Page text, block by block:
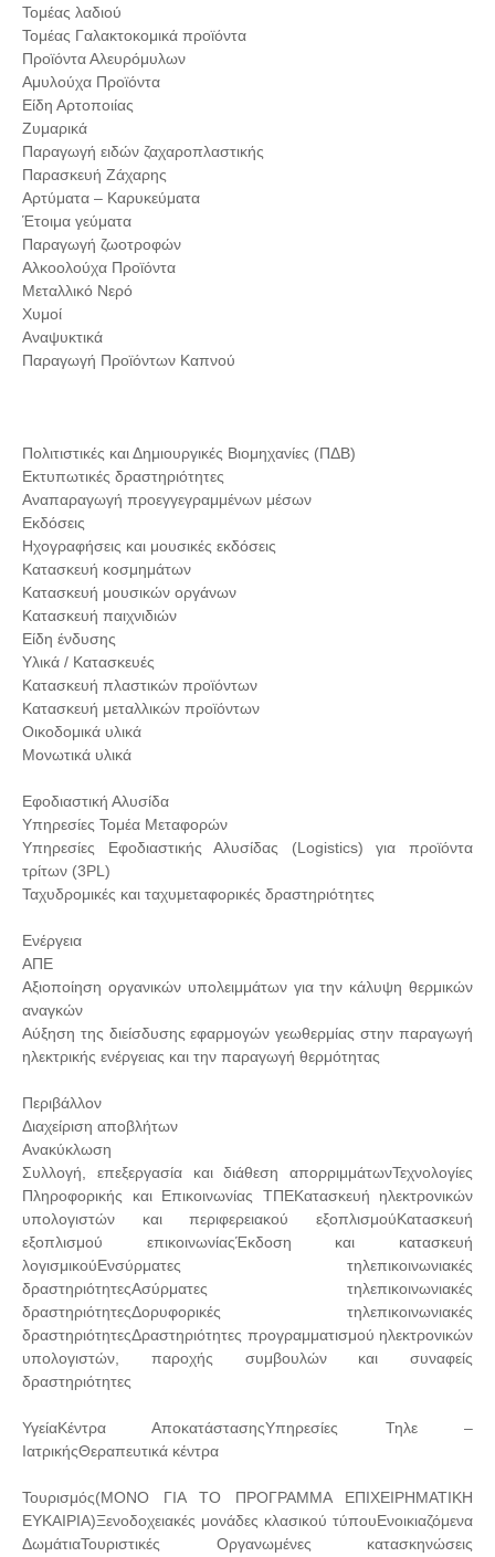
Τομέας λαδιού
Τομέας Γαλακτοκομικά προϊόντα
Προϊόντα Αλευρόμυλων
Αμυλούχα Προϊόντα
Είδη Αρτοποιίας
Ζυμαρικά
Παραγωγή ειδών ζαχαροπλαστικής
Παρασκευή Ζάχαρης
Αρτύματα – Καρυκεύματα
Έτοιμα γεύματα
Παραγωγή ζωοτροφών
Αλκοολούχα Προϊόντα
Μεταλλικό Νερό
Χυμοί
Αναψυκτικά
Παραγωγή Προϊόντων Καπνού
Πολιτιστικές και Δημιουργικές Βιομηχανίες (ΠΔΒ)
Εκτυπωτικές δραστηριότητες
Αναπαραγωγή προεγγεγραμμένων μέσων
Εκδόσεις
Ηχογραφήσεις και μουσικές εκδόσεις
Κατασκευή κοσμημάτων
Κατασκευή μουσικών οργάνων
Κατασκευή παιχνιδιών
Είδη ένδυσης
Υλικά / Κατασκευές
Κατασκευή πλαστικών προϊόντων
Κατασκευή μεταλλικών προϊόντων
Οικοδομικά υλικά
Μονωτικά υλικά
Εφοδιαστική Αλυσίδα
Υπηρεσίες Τομέα Μεταφορών
Υπηρεσίες Εφοδιαστικής Αλυσίδας (Logistics) για προϊόντα
τρίτων (3PL)
Ταχυδρομικές και ταχυμεταφορικές δραστηριότητες
Ενέργεια
ΑΠΕ
Αξιοποίηση οργανικών υπολειμμάτων για την κάλυψη θερμικών
αναγκών
Αύξηση της διείσδυσης εφαρμογών γεωθερμίας στην παραγωγή
ηλεκτρικής ενέργειας και την παραγωγή θερμότητας
Περιβάλλον
Διαχείριση αποβλήτων
Ανακύκλωση
Συλλογή, επεξεργασία και διάθεση απορριμμάτωνΤεχνολογίες
Πληροφορικής και Επικοινωνίας ΤΠΕΚατασκευή ηλεκτρονικών
υπολογιστών και περιφερειακού εξοπλισμούΚατασκευή
εξοπλισμού επικοινωνίαςΈκδοση και κατασκευή
λογισμικούΕνσύρματες τηλεπικοινωνιακές
δραστηριότητεςΑσύρματες τηλεπικοινωνιακές
δραστηριότητεςΔορυφορικές τηλεπικοινωνιακές
δραστηριότητεςΔραστηριότητες προγραμματισμού ηλεκτρονικών
υπολογιστών, παροχής συμβουλών και συναφείς
δραστηριότητες
ΥγείαΚέντρα ΑποκατάστασηςΥπηρεσίες Τηλε –
ΙατρικήςΘεραπευτικά κέντρα
Τουρισμός(ΜΟΝΟ ΓΙΑ ΤΟ ΠΡΟΓΡΑΜΜΑ ΕΠΙΧΕΙΡΗΜΑΤΙΚΗ
ΕΥΚΑΙΡΙΑ)Ξενοδοχειακές μονάδες κλασικού τύπουΕνοικιαζόμενα
ΔωμάτιαΤουριστικές Οργανωμένες κατασκηνώσεις